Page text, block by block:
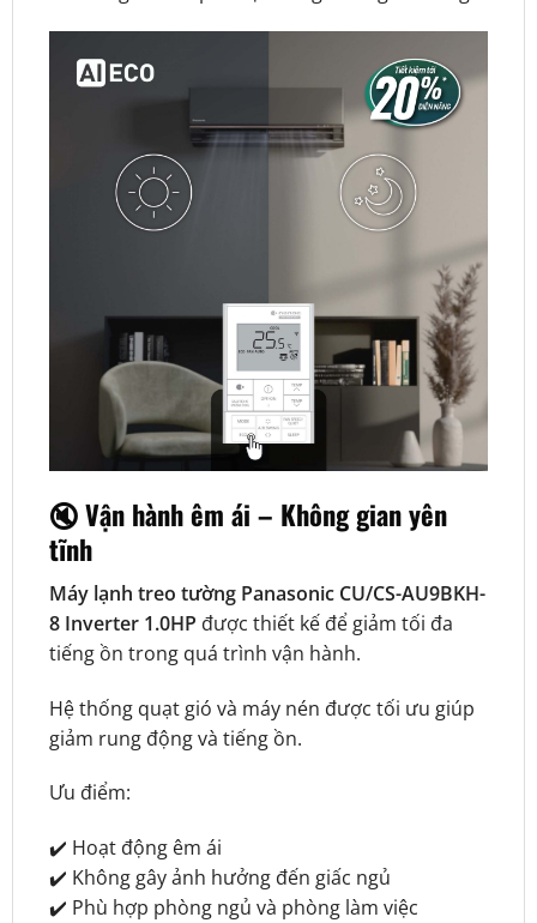
🔇 Vận hành êm ái – Không gian yên
tĩnh
Máy lạnh treo tường Panasonic CU/CS-AU9BKH-
8 Inverter 1.0HP được thiết kế để giảm tối đa
tiếng ồn trong quá trình vận hành.
Hệ thống quạt gió và máy nén được tối ưu giúp
giảm rung động và tiếng ồn.
Ưu điểm:
✔️ Hoạt động êm ái
✔️ Không gây ảnh hưởng đến giấc ngủ
✔️ Phù hợp phòng ngủ và phòng làm việc